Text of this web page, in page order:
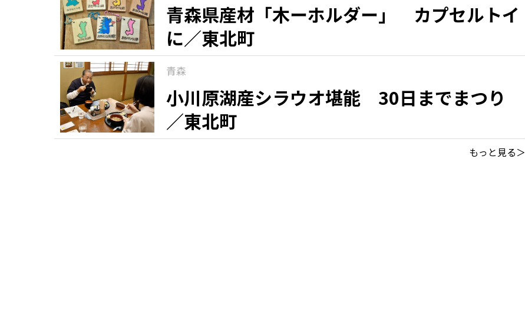
青森県産材「木ーホルダー」 カプセルトイ
に／東北町
青森
小川原湖産シラウオ堪能 30日までまつり
／東北町
もっと見る＞